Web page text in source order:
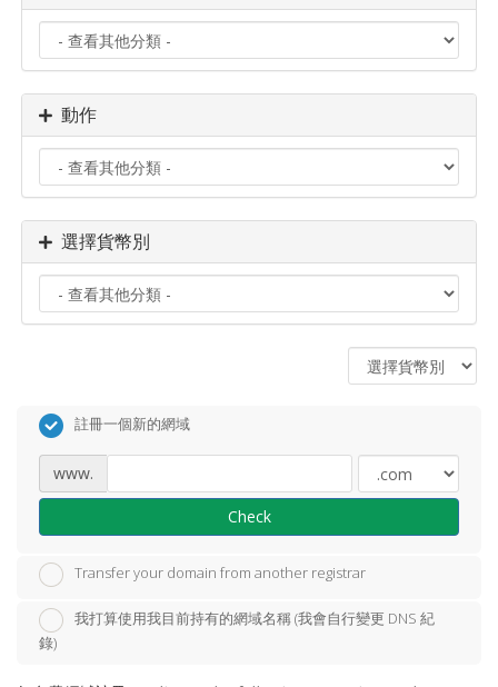
動作
選擇貨幣別
註冊一個新的網域
www.
Check
Transfer your domain from another registrar
我打算使用我目前持有的網域名稱 (我會自行變更 DNS 紀
錄)